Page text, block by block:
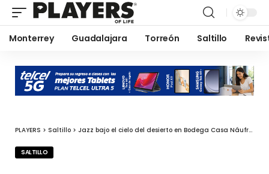
Monterrey Guadalajara Torreón Saltillo
PLAYERS > Saltillo > Jazz bajo el cielo del desierto en Bodega Casa Náufrago
SALTILLO